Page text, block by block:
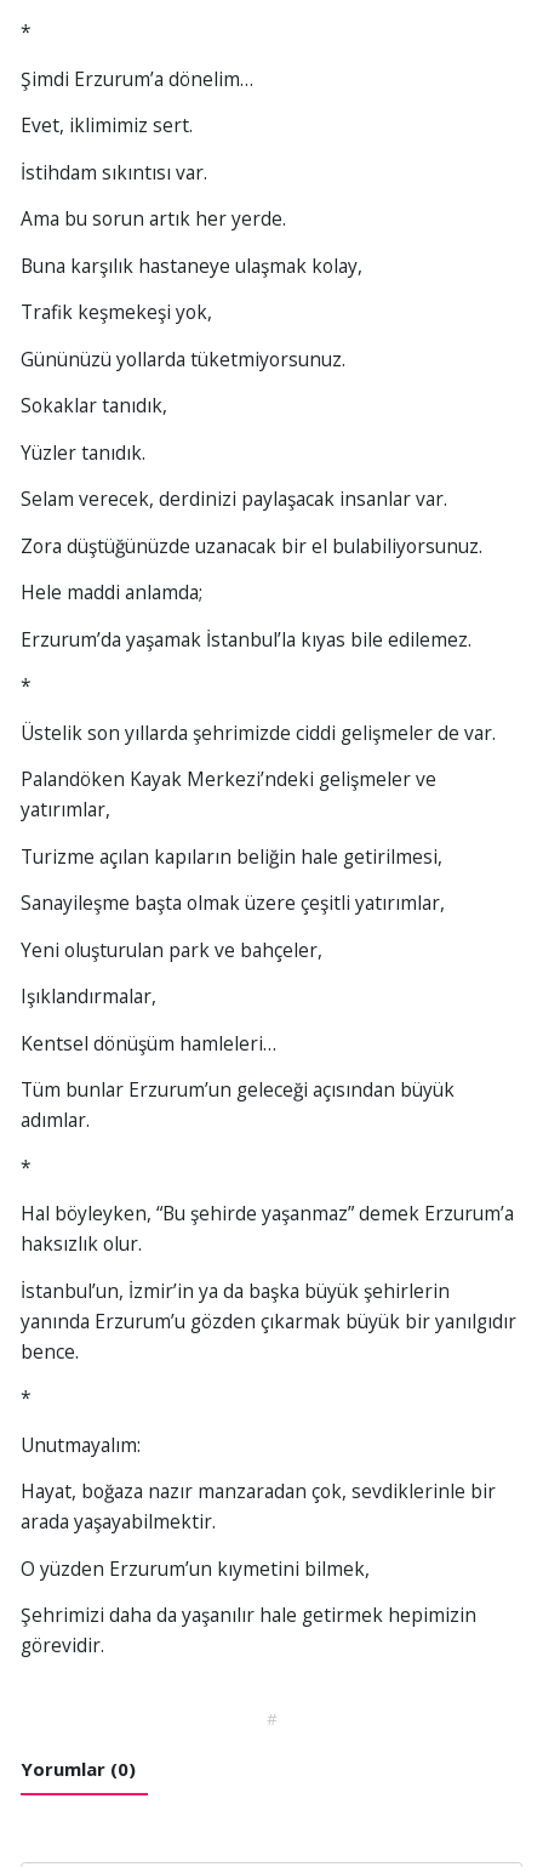
*
Şimdi Erzurum’a dönelim…
Evet, iklimimiz sert.
İstihdam sıkıntısı var.
Ama bu sorun artık her yerde.
Buna karşılık hastaneye ulaşmak kolay,
Trafik keşmekeşi yok,
Gününüzü yollarda tüketmiyorsunuz.
Sokaklar tanıdık,
Yüzler tanıdık.
Selam verecek, derdinizi paylaşacak insanlar var.
Zora düştüğünüzde uzanacak bir el bulabiliyorsunuz.
Hele maddi anlamda;
Erzurum’da yaşamak İstanbul’la kıyas bile edilemez.
*
Üstelik son yıllarda şehrimizde ciddi gelişmeler de var.
Palandöken Kayak Merkezi’ndeki gelişmeler ve
yatırımlar,
Turizme açılan kapıların beliğin hale getirilmesi,
Sanayileşme başta olmak üzere çeşitli yatırımlar,
Yeni oluşturulan park ve bahçeler,
Işıklandırmalar,
Kentsel dönüşüm hamleleri…
Tüm bunlar Erzurum’un geleceği açısından büyük
adımlar.
*
Hal böyleyken, “Bu şehirde yaşanmaz” demek Erzurum’a
haksızlık olur.
İstanbul’un, İzmir’in ya da başka büyük şehirlerin
yanında Erzurum’u gözden çıkarmak büyük bir yanılgıdır
bence.
*
Unutmayalım:
Hayat, boğaza nazır manzaradan çok, sevdiklerinle bir
arada yaşayabilmektir.
O yüzden Erzurum’un kıymetini bilmek,
Şehrimizi daha da yaşanılır hale getirmek hepimizin
görevidir.
#
Yorumlar (0)